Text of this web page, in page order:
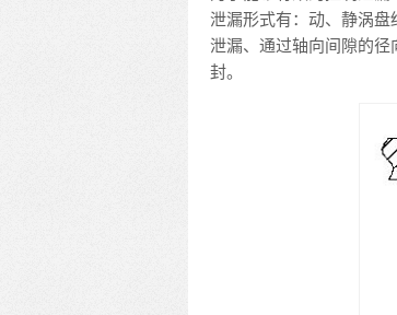
泄漏形式有：动、静涡
泄漏、通过轴向间隙的
封。